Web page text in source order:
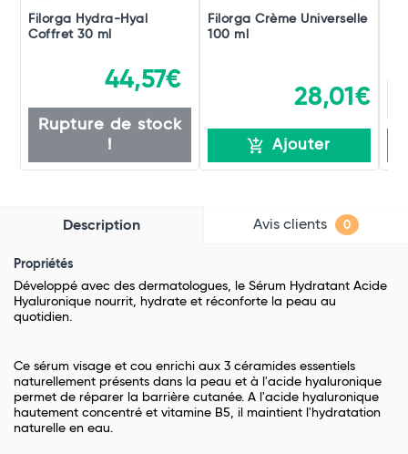
Filorga Hydra-Hyal
Coffret 30 ml
44,57€
Rupture de stock
!
Filorga Crème Universelle
100 ml
28,01€
Ajouter
Description Avis clients 0
Propriétés
Développé avec des dermatologues, le Sérum Hydratant Acide
Hyaluronique nourrit, hydrate et réconforte la peau au
quotidien.
Ce sérum visage et cou enrichi aux 3 céramides essentiels
naturellement présents dans la peau et à l'acide hyaluronique
permet de réparer la barrière cutanée. A l'acide hyaluronique
hautement concentré et vitamine B5, il maintient l'hydratation
naturelle en eau.